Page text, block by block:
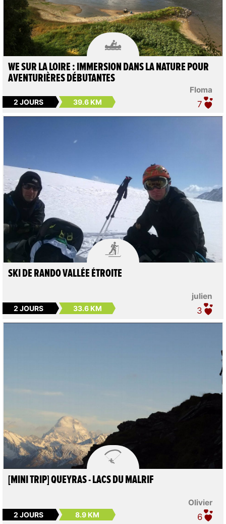

Floma
WE SUR LA LOIRE : IMMERSION DANS LA NATURE POUR
AVENTURIÈRES DÉBUTANTES
2 JOURS 39.6 KM 7

julien
SKI DE RANDO VALLÉE ÉTROITE
2 JOURS 33.6 KM 3

Olivier
[MINI TRIP] QUEYRAS - LACS DU MALRIF
2 JOURS 8.9 KM 6